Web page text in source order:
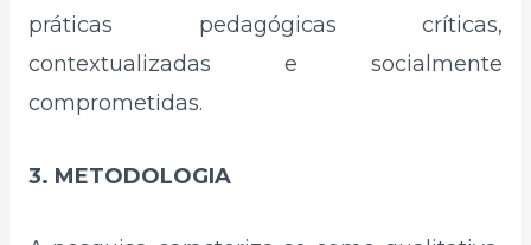
práticas pedagógicas críticas,
contextualizadas e socialmente
comprometidas.
3. METODOLOGIA